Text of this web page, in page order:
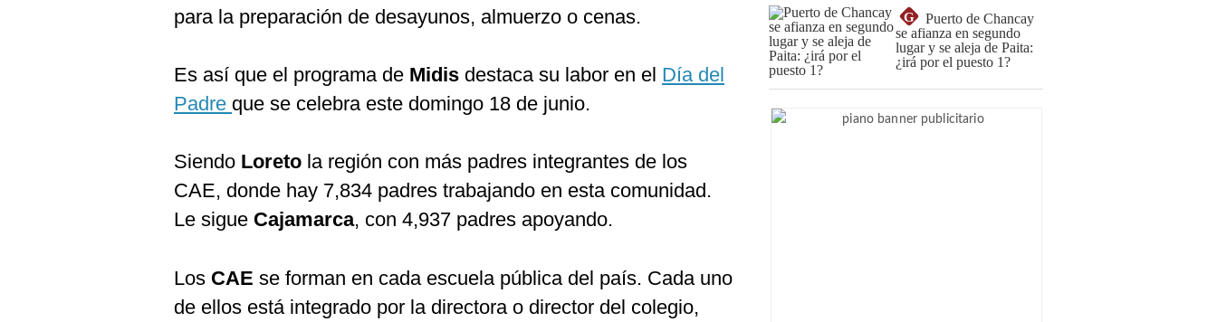
para la preparación de desayunos, almuerzo o cenas.
Es así que el programa de Midis destaca su labor en el Día del
Padre que se celebra este domingo 18 de junio.
Siendo Loreto la región con más padres integrantes de los
CAE, donde hay 7,834 padres trabajando en esta comunidad.
Le sigue Cajamarca, con 4,937 padres apoyando.
Los CAE se forman en cada escuela pública del país. Cada uno
de ellos está integrado por la directora o director del colegio,
G
Puerto de Chancay
se afianza en segundo
lugar y se aleja de Paita:
¿irá por el puesto 1?